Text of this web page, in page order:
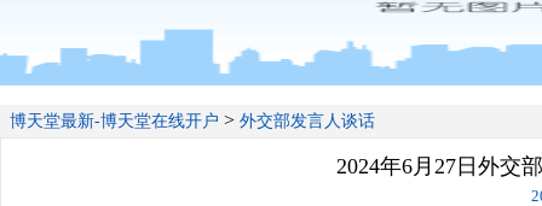
博天堂最新-博天堂在线开户 > 外交部发言人谈话
2024年6月27日外交